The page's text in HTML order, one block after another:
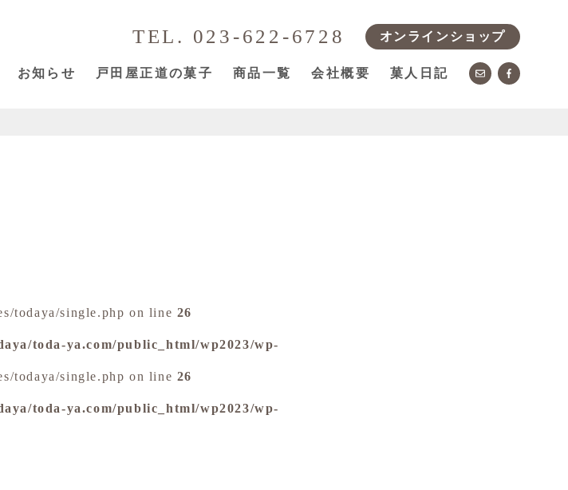
TEL. 023-622-6728 オンラインショップ
お知らせ 戸田屋正道の菓子 商品一覧 会社概要 菓人日記
todaya/single.php on line 26
toda-ya.com/public_html/wp2023/wp-
todaya/single.php on line 26
toda-ya.com/public_html/wp2023/wp-